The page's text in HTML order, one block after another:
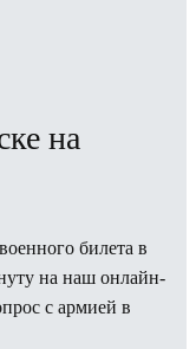
на
билета в
на наш онлайн-
с армией в